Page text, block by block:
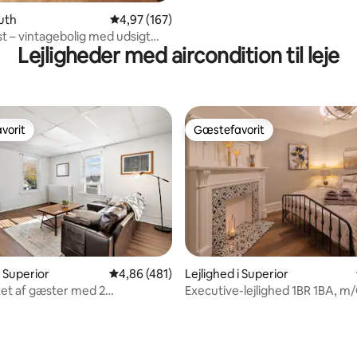
4,97 ud af 5 i gennemsnitlig bedømmelse,
4,97 (167)
– vintagebolig med udsigt
på nordkysten
Lejligheder med aircondition til leje
Superior 4,86 ud af 5 i gennemsnitlig bedømmelse,
4,86 (481)
af gæster med 2
Gæstefavorit
Gæstefavorit
Lejlighed i Superior
Executive-lejlighed 1BR 1BA,